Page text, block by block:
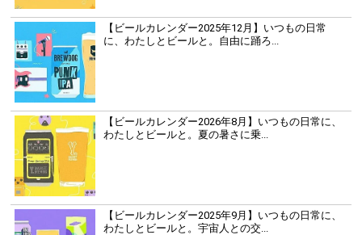
【ビールカレンダー2025年12月】いつもの日常
に、わたしとビールと。自由に踊ろ...
【ビールカレンダー2026年8月】いつもの日常に、
わたしとビールと。夏の暑さに乗...
【ビールカレンダー2025年9月】いつもの日常に、
わたしとビールと。宇宙人との交...